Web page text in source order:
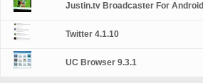
Justin.tv Broadcaster For Android
Twitter 4.1.10
UC Browser 9.3.1